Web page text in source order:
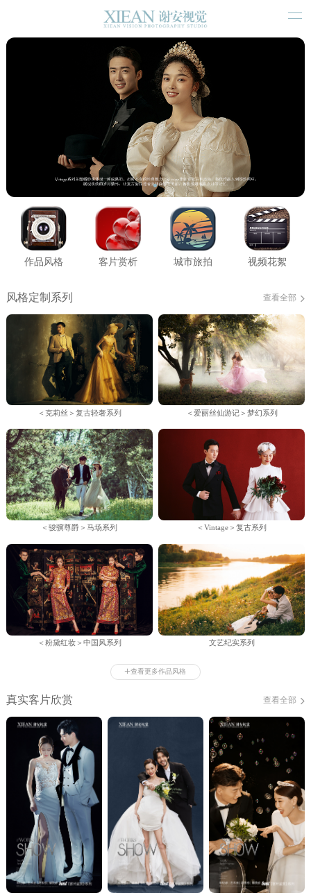
作品风格 客片赏析 城市旅拍 视频花絮
风格定制系列 查看全部
＜克莉丝＞复古轻奢系列 ＜爱丽丝仙游记＞梦幻系列
＜骏骥尊爵＞马场系列 ＜Vintage＞复古系列
＜粉黛红妆＞中国风系列 文艺纪实系列
+查看更多作品风格
真实客片欣赏 查看全部